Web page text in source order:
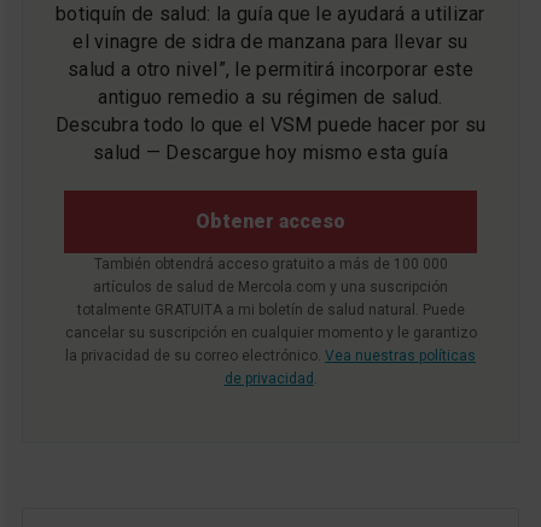
botiquín de salud: la guía que le ayudará a utilizar
el vinagre de sidra de manzana para llevar su
salud a otro nivel”, le permitirá incorporar este
antiguo remedio a su régimen de salud.
Descubra todo lo que el VSM puede hacer por su
salud — Descargue hoy mismo esta guía
Obtener acceso
También obtendrá acceso gratuito a más de 100 000
artículos de salud de Mercola.com y una suscripción
totalmente GRATUITA a mi boletín de salud natural. Puede
cancelar su suscripción en cualquier momento y le garantizo
la privacidad de su correo electrónico. Vea nuestras políticas
de privacidad